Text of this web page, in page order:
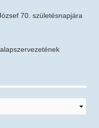
70. születésnapjára